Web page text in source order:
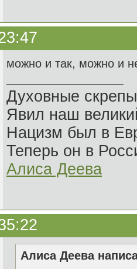
можно и так, можно и
Духовные
Явил наш
Нацизм был в
Теперь он в
Алиса Деева
Алиса Деева